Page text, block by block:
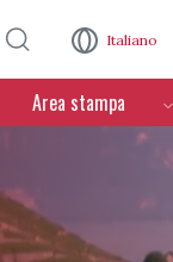
Italiano
Area stampa